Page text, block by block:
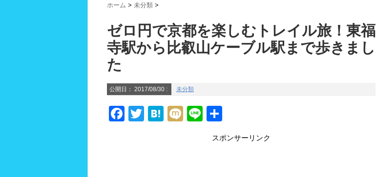
ホーム > 未分類 >
ゼロ円で京都を楽しむトレイル旅！東福
寺駅から比叡山ケーブル駅まで歩きまし
た
公開日： 2017/08/30 : 未分類
F
T
H
M
Li
スポンサーリンク